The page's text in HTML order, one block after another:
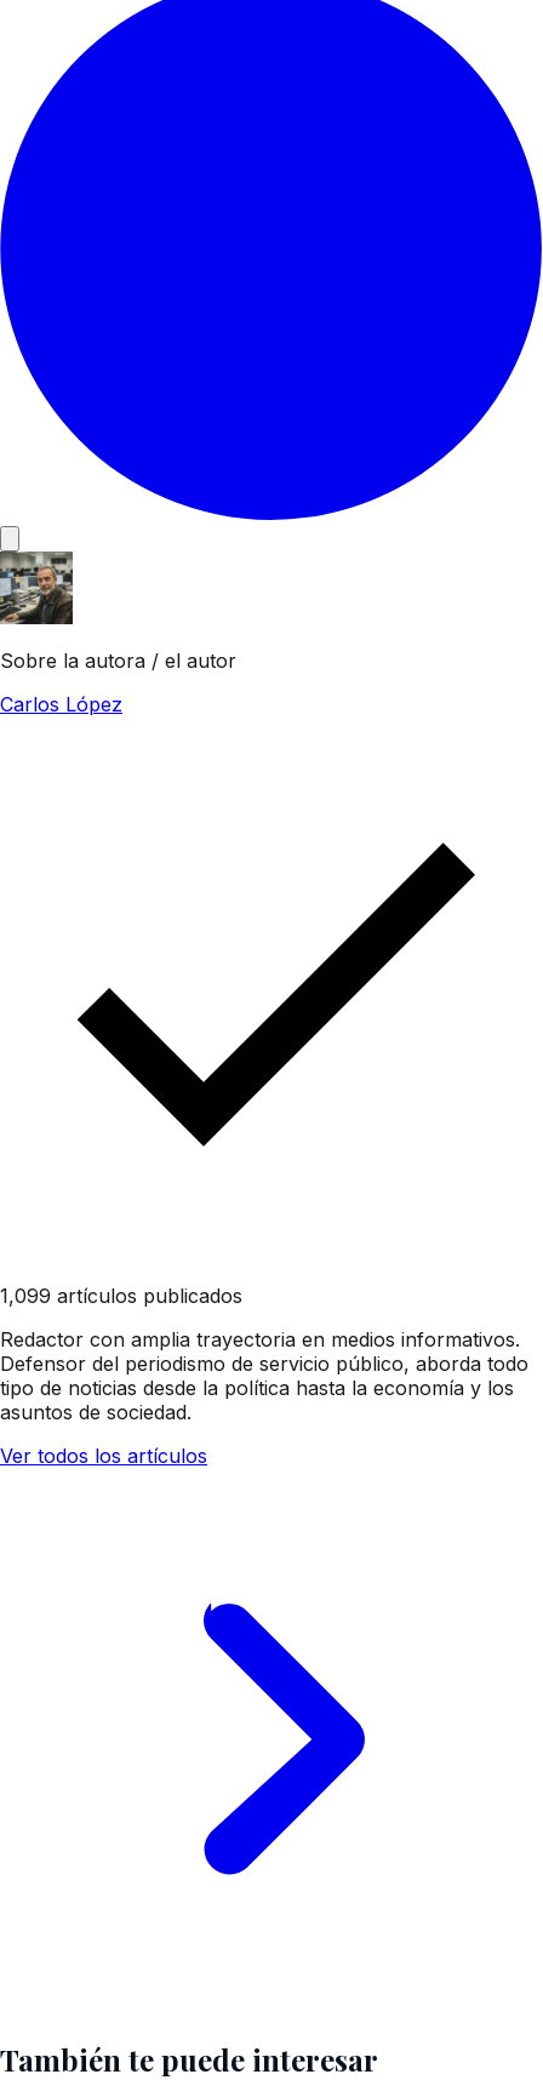
Sobre la autora / el autor
Carlos López
1,099 artículos publicados
Redactor con amplia trayectoria en medios informativos.
Defensor del periodismo de servicio público, aborda todo
tipo de noticias desde la política hasta la economía y los
asuntos de sociedad.
Ver todos los artículos
También te puede interesar